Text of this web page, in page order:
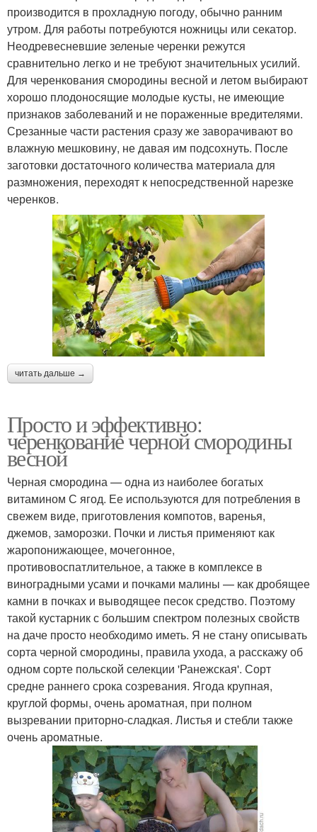
производится в прохладную погоду, обычно ранним
утром. Для работы потребуются ножницы или секатор.
Неодревесневшие зеленые черенки режутся
сравнительно легко и не требуют значительных усилий.
Для черенкования смородины весной и летом выбирают
хорошо плодоносящие молодые кусты, не имеющие
признаков заболеваний и не пораженные вредителями.
Срезанные части растения сразу же заворачивают во
влажную мешковину, не давая им подсохнуть. После
заготовки достаточного количества материала для
размножения, переходят к непосредственной нарезке
черенков.
читать дальше →
Просто и эффективно:
черенкование черной смородины
весной
Черная смородина — одна из наиболее богатых
витамином С ягод. Ее используются для потребления в
свежем виде, приготовления компотов, варенья,
джемов, заморозки. Почки и листья применяют как
жаропонижающее, мочегонное,
противовоспатлительное, а также в комплексе в
виноградными усами и почками малины — как дробящее
камни в почках и выводящее песок средство. Поэтому
такой кустарник с большим спектром полезных свойств
на даче просто необходимо иметь. Я не стану описывать
сорта черной смородины, правила ухода, а расскажу об
одном сорте польской селекции 'Ранежская'. Сорт
средне раннего срока созревания. Ягода крупная,
круглой формы, очень ароматная, при полном
вызревании приторно-сладкая. Листья и стебли также
очень ароматные.